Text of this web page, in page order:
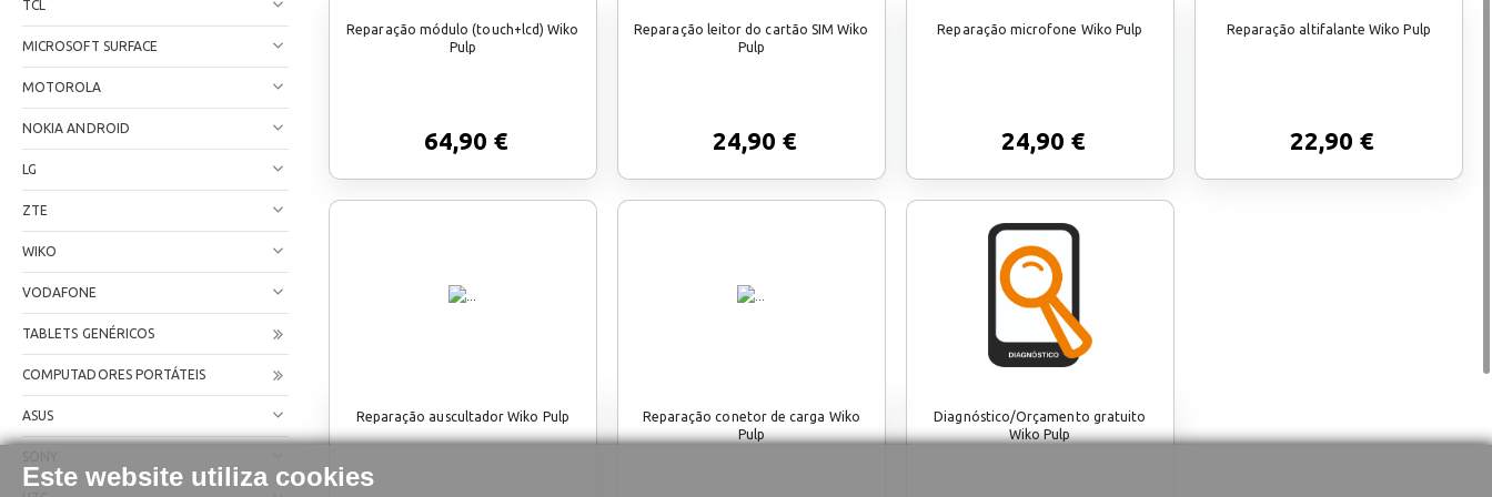
Este website utiliza cookies
TCL
MICROSOFT SURFACE
MOTOROLA
NOKIA ANDROID
LG
ZTE
WIKO
VODAFONE
TABLETS GENÉRICOS
COMPUTADORES PORTÁTEIS
ASUS
Reparação módulo (touch+lcd) Wiko
Pulp
64,90 €
Reparação leitor do cartão SIM Wiko
Pulp
24,90 €
Reparação microfone Wiko Pulp
24,90 €
Reparação altifalante Wiko Pulp
22,90 €
Reparação auscultador Wiko Pulp
Reparação conetor de carga Wiko
Pulp
Diagnóstico/Orçamento gratuito
Wiko Pulp